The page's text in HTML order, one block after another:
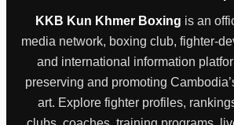
KKB Kun Khmer Boxing is an
media network, boxing club, fighter-
and international information
preserving and promoting
art. Explore fighter profiles,